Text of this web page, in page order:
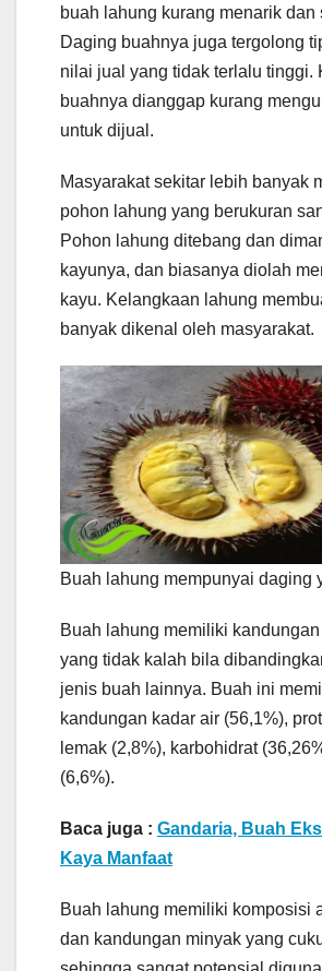
buah lahung kurang menarik dan
Daging buahnya juga tergolong
nilai jual yang tidak terlalu tinggi.
buahnya dianggap kurang
untuk dijual.
Masyarakat sekitar lebih banyak
pohon lahung yang berukuran
Pohon lahung ditebang dan
kayunya, dan biasanya diolah
kayu. Kelangkaan lahung
banyak dikenal oleh masyarakat.
Buah lahung mempunyai daging
Buah lahung memiliki
yang tidak kalah bila
jenis buah lainnya. Buah ini
kandungan kadar air (56,1%),
lemak (2,8%), karbohidrat
(6,6%).
Baca juga : Gandaria, Buah
Kaya Manfaat
Buah lahung memiliki komposisi
dan kandungan minyak yang